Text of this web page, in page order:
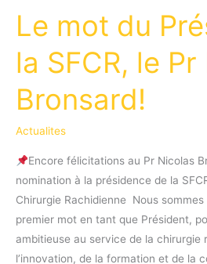
Le mot du
la SFCR, le
Bronsard!
Actualites
Encore félicitations au Pr Nicolas
nomination à la présidence de la
Chirurgie Rachidienne Nous
premier mot en tant que Président,
ambitieuse au service de la chirurgie
l’innovation, de la formation et de la